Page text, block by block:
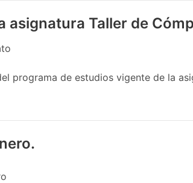
asignatura Taller de
programa de estudios vigente de la